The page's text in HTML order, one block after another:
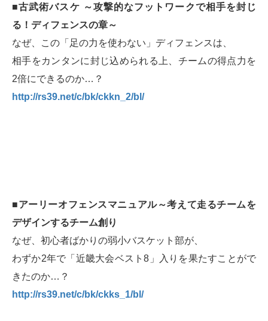
■古武術バスケ ～攻撃的なフットワークで相手を封じ
る！ディフェンスの章～
なぜ、この「足の力を使わない」ディフェンスは、
相手をカンタンに封じ込められる上、チームの得点力を
2倍にできるのか…？
http://rs39.net/c/bk/ckkn_2/bl/
■アーリーオフェンスマニュアル～考えて走るチームを
デザインするチーム創り
なぜ、初心者ばかりの弱小バスケット部が、
わずか2年で「近畿大会ベスト8」入りを果たすことがで
きたのか…？
http://rs39.net/c/bk/ckks_1/bl/